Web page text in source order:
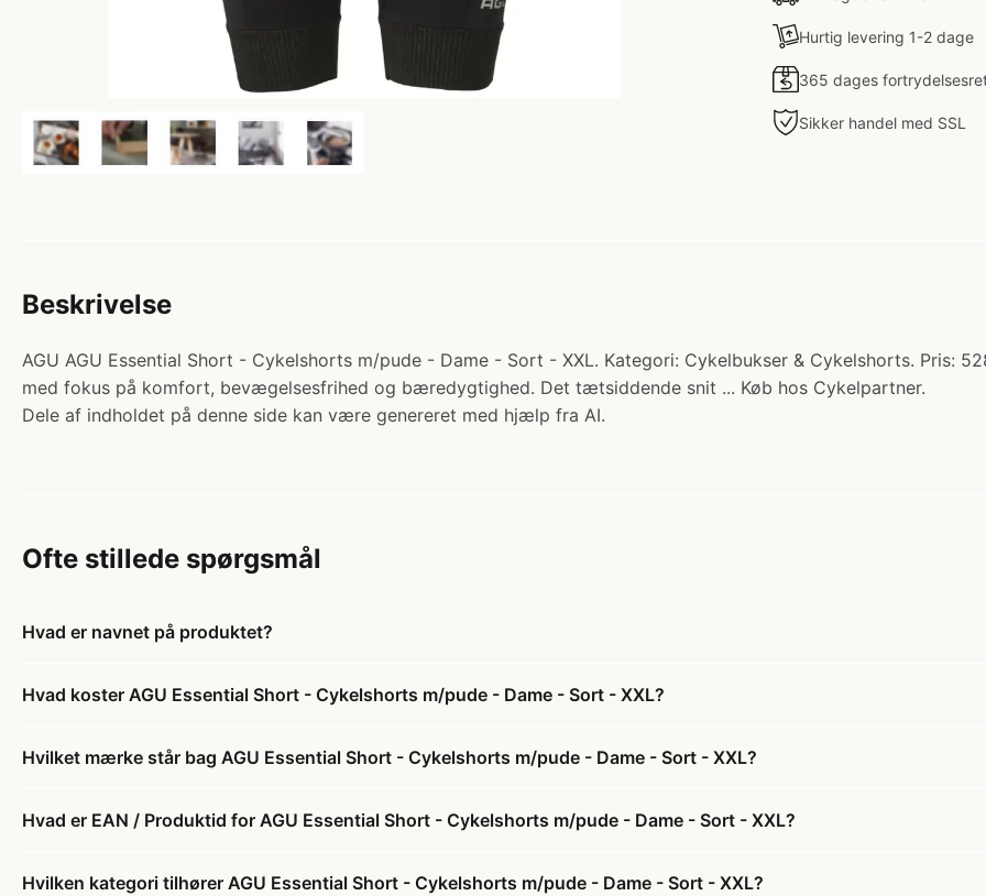
Hurtig levering 1-2 dage
365 dages
Sikker handel med SSL
Beskrivelse
AGU AGU Essential Short - Cykelshorts m/pude - Dame - Sort - XXL. Kategori: Cykelbukser & Cykelshorts. Pris:
med fokus på komfort, bevægelsesfrihed og bæredygtighed. Det tætsiddende snit ... Køb hos Cykelpartner.
Dele af indholdet på denne side kan være genereret med hjælp fra AI.
Ofte stillede spørgsmål
Hvad er navnet på produktet?
Hvad koster AGU Essential Short - Cykelshorts m/pude - Dame - Sort - XXL?
Hvilket mærke står bag AGU Essential Short - Cykelshorts m/pude - Dame - Sort - XXL?
Hvad er EAN / Produktid for AGU Essential Short - Cykelshorts m/pude - Dame - Sort - XXL?
Hvilken kategori tilhører AGU Essential Short - Cykelshorts m/pude - Dame - Sort - XXL?